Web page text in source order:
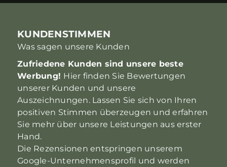
KUNDENSTIMMEN
Was sagen unsere Kunden
Zufriedene Kunden sind unsere beste
Werbung! Hier finden Sie Bewertungen
unserer Kunden und unsere
Auszeichnungen. Lassen Sie sich von Ihren
positiven Stimmen überzeugen und erfahren
Sie mehr über unsere Leistungen aus erster
Hand.
Die Rezensionen entspringen unserem
Google-Unternehmensprofil und werden